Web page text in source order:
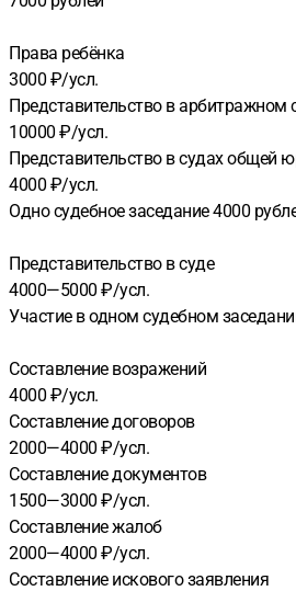
Права ребёнка
3000 ₽/усл.
Представительство в арбитражном
10000 ₽/усл.
Представительство в судах общей
4000 ₽/усл.
Одно судебное заседание 4000
Представительство в суде
4000—5000 ₽/усл.
Участие в одном судебном
Составление возражений
4000 ₽/усл.
Составление договоров
2000—4000 ₽/усл.
Составление документов
1500—3000 ₽/усл.
Составление жалоб
2000—4000 ₽/усл.
Составление искового заявления